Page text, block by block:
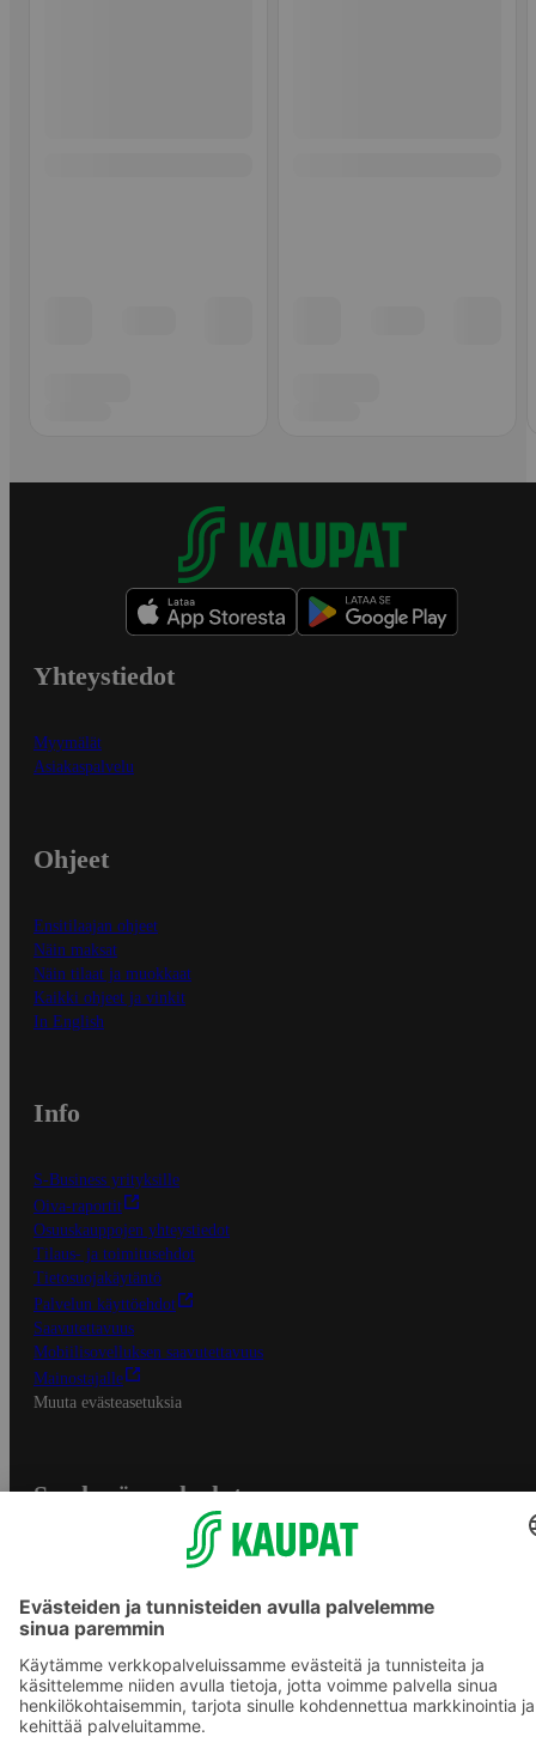
Yhteystiedot
Myymälät
Asiakaspalvelu
Ohjeet
Ensitilaajan ohjeet
Näin maksat
Näin tilaat ja muokkaat
Kaikki ohjeet ja vinkit
In English
Info
S-Business yrityksille
Oiva-raportit
Osuuskauppojen yhteystiedot
Tilaus- ja toimitusehdot
Tietosuojakäytäntö
Palvelun käyttöehdot
Saavutettavuus
Mobiilisovelluksen saavutettavuus
Mainostajalle
Muuta evästeasetuksia
S-ryhmän palvelut
Yhteishyvä Ruoka -sovellus
S-ostoslista -sovellus
Prisma.fi
Sokos.fi
S-Pankki